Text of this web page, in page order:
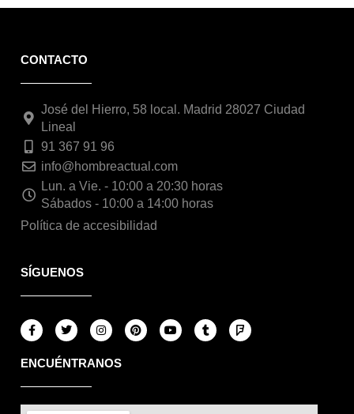
CONTACTO
José del Hierro, 58 local. Madrid 28027 Ciudad
Lineal
91 367 91 96
info@hombreactual.com
Lun. a Vie. - 10:00 a 20:30 horas
Sábados - 10:00 a 14:00 horas
Política de accesibilidad
SÍGUENOS
F
a
c
b
o
-
T
w
i
t
r
I
n
s
a
m
P
i
n
t
Y
o
u
T
u
m
F
o
u
r
ENCUÉNTRANOS